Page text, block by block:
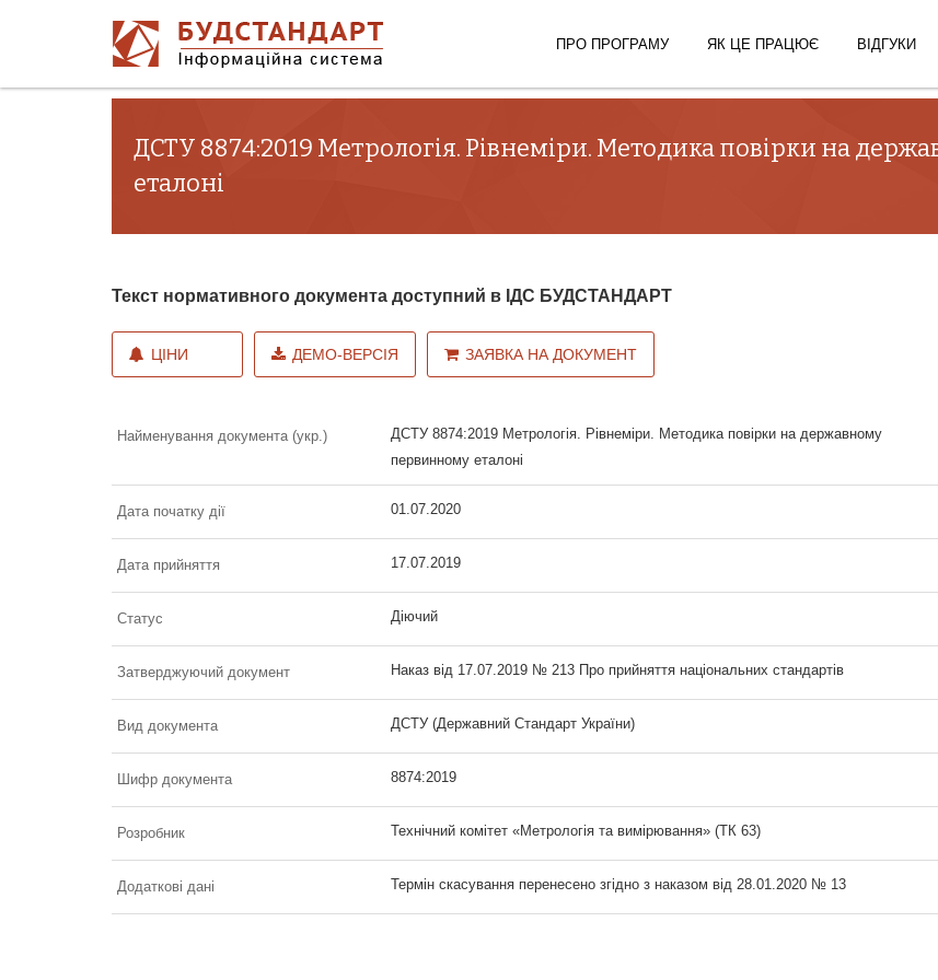
ПРО ПРОГРАМУ ЯК ЦЕ ПРАЦЮЄ ВІДГУКИ
ДСТУ 8874:2019 Метрологія. Рівнеміри. Методика повірки на
еталоні
Текст нормативного документа доступний в ІДС БУДСТАНДАРТ
ЦІНИ ДЕМО-ВЕРСІЯ ЗАЯВКА НА ДОКУМЕНТ
Найменування документа (укр.)
ДСТУ 8874:2019 Метрологія. Рівнеміри. Методика повірки на державному
первинному еталоні
Дата початку дії 01.07.2020
Дата прийняття 17.07.2019
Статус Діючий
Затверджуючий документ Наказ від 17.07.2019 № 213 Про прийняття національних стандартів
Вид документа ДСТУ (Державний Стандарт України)
Шифр документа 8874:2019
Розробник Технічний комітет «Метрологія та вимірювання» (ТК 63)
Додаткові дані Термін скасування перенесено згідно з наказом від 28.01.2020 № 13